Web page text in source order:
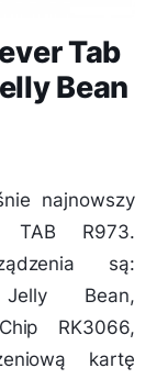
Tab
Bean
najnowszy
TAB R973.
są:
Bean,
RK3066,
kartę